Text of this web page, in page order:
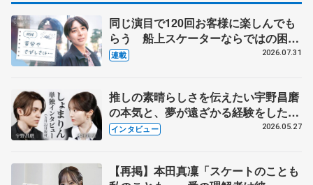
同じ演目で120回お客様に楽しんでも
らう 船上スケーターならではの困難
とは 影響あったPIW前キャプテン松
連載 2026.07.31
推しの素晴らしさを伝えたい宇野昌磨
の本気と、夢が遠ざかる経験をした本
田真凜の覚悟
インタビュー 2026.05.27
【再掲】本田真凜「スケートのことも